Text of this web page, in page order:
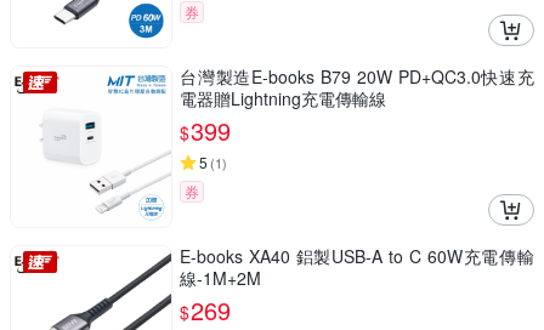
券
台灣製造E-books B79 20W PD+QC3.0快速充
電器贈Lightning充電傳輸線
$399
5 (1)
券
E-books XA40 鋁製USB-A to C 60W充電傳輸
線-1M+2M
$269